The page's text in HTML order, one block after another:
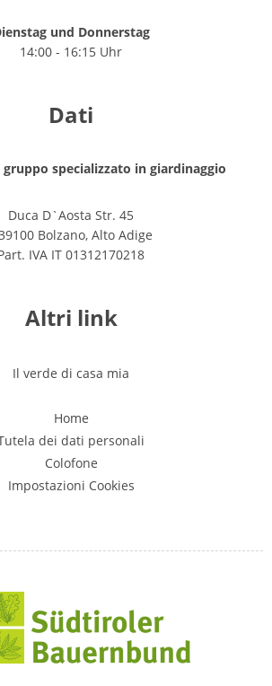
und Donnerstag
14:00 - 16:15 Uhr
Dati
specializzato in giardinaggio
Duca D`Aosta Str. 45
Bolzano, Alto Adige
IVA IT 01312170218
Altri link
Il verde di casa mia
Home
dei dati personali
Colofone
Impostazioni Cookies